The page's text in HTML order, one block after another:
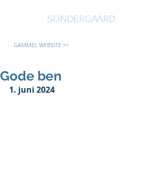
GAMMEL WEBSITE >>
Gode ben
1. juni 2024